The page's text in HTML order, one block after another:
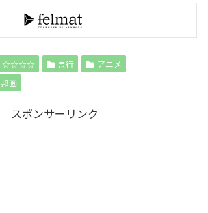
☆☆☆☆ ま行
アニメ
邦画
スポンサーリンク